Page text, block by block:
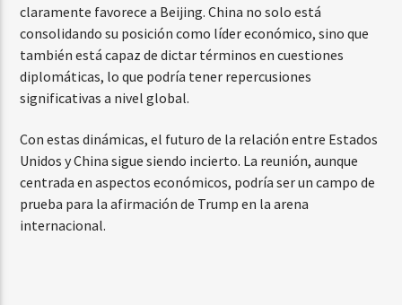
claramente favorece a Beijing. China no solo está
consolidando su posición como líder económico, sino que
también está capaz de dictar términos en cuestiones
diplomáticas, lo que podría tener repercusiones
significativas a nivel global.
Con estas dinámicas, el futuro de la relación entre Estados
Unidos y China sigue siendo incierto. La reunión, aunque
centrada en aspectos económicos, podría ser un campo de
prueba para la afirmación de Trump en la arena
internacional.